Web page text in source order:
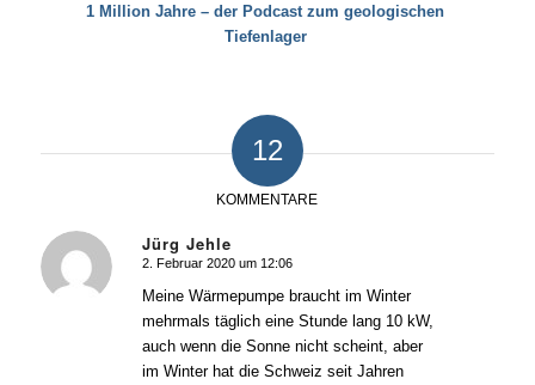
1 Million Jahre – der Podcast zum geologischen
Tiefenlager
12
KOMMENTARE
Jürg Jehle
sagte:
2. Februar 2020 um 12:06
Meine Wärmepumpe braucht im Winter
mehrmals täglich eine Stunde lang 10 kW,
auch wenn die Sonne nicht scheint, aber
im Winter hat die Schweiz seit Jahren